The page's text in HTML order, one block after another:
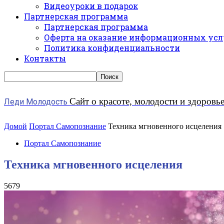
Видеоуроки в подарок
Партнерская программа
Партнерская программа
Оферта на оказание информационных
Политика конфиденциальности
Контакты
Леди Молодость Сайт о красоте, молодости и здоровье
Домой Портал Самопознание Техника мгновенного исцеления
Портал Самопознание
Техника мгновенного исцеления
5679